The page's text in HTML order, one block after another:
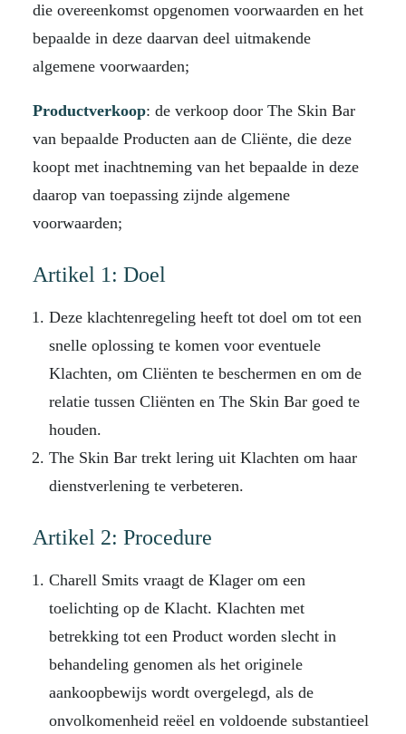
die overeenkomst opgenomen voorwaarden en het
bepaalde in deze daarvan deel uitmakende
algemene voorwaarden;
Productverkoop: de verkoop door The Skin Bar
van bepaalde Producten aan de Cliënte, die deze
koopt met inachtneming van het bepaalde in deze
daarop van toepassing zijnde algemene
voorwaarden;
Artikel 1: Doel
Deze klachtenregeling heeft tot doel om tot een
snelle oplossing te komen voor eventuele
Klachten, om Cliënten te beschermen en om de
relatie tussen Cliënten en The Skin Bar goed te
houden.
The Skin Bar trekt lering uit Klachten om haar
dienstverlening te verbeteren.
Artikel 2: Procedure
Charell Smits vraagt de Klager om een
toelichting op de Klacht. Klachten met
betrekking tot een Product worden slecht in
behandeling genomen als het originele
aankoopbewijs wordt overgelegd, als de
onvolkomenheid reëel en voldoende substantieel